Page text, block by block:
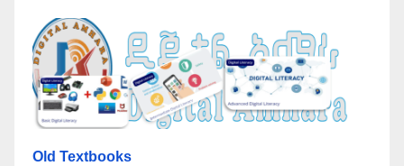
Old Textbooks